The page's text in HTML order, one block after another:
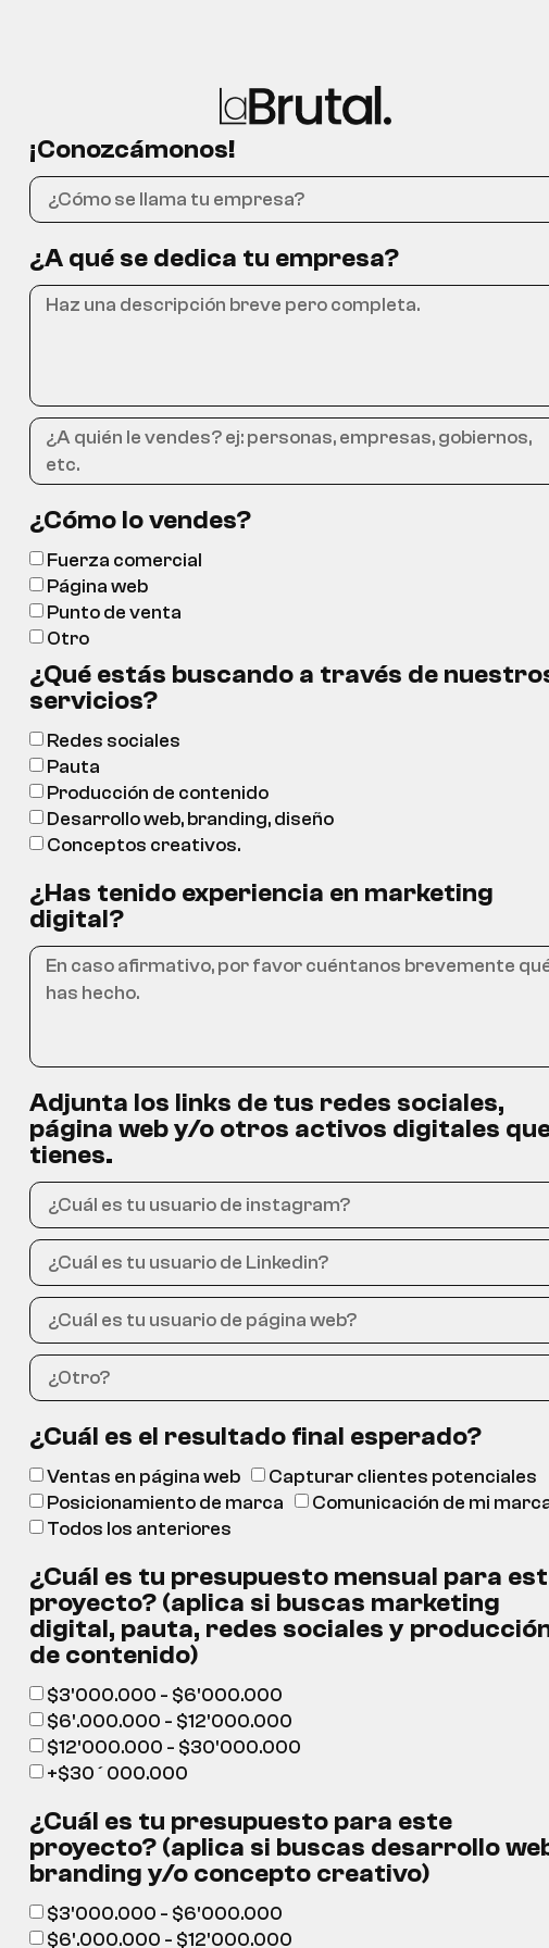
¡Conozcámonos!
¿A qué se dedica tu empresa?
¿Cómo lo vendes?
Fuerza comercial
Página web
Punto de venta
Otro
¿Qué estás buscando a través de
servicios?
Redes sociales
Pauta
Producción de contenido
Desarrollo web, branding, diseño
Conceptos creativos.
¿Has tenido experiencia en marketing
digital?
Adjunta los links de tus redes sociales,
página web y/o otros activos digitales
tienes.
¿Cuál es el resultado final esperado?
Ventas en página web
Capturar clientes potenciales
Posicionamiento de marca
Comunicación de mi
Todos los anteriores
¿Cuál es tu presupuesto mensual para
proyecto? (aplica si buscas marketing
digital, pauta, redes sociales y
de contenido)
$3'000.000 - $6'000.000
$6'.000.000 - $12'000.000
$12'000.000 - $30'000.000
+$30´000.000
¿Cuál es tu presupuesto para este
proyecto? (aplica si buscas desarrollo
branding y/o concepto creativo)
$3'000.000 - $6'000.000
$6'.000.000 - $12'000.000